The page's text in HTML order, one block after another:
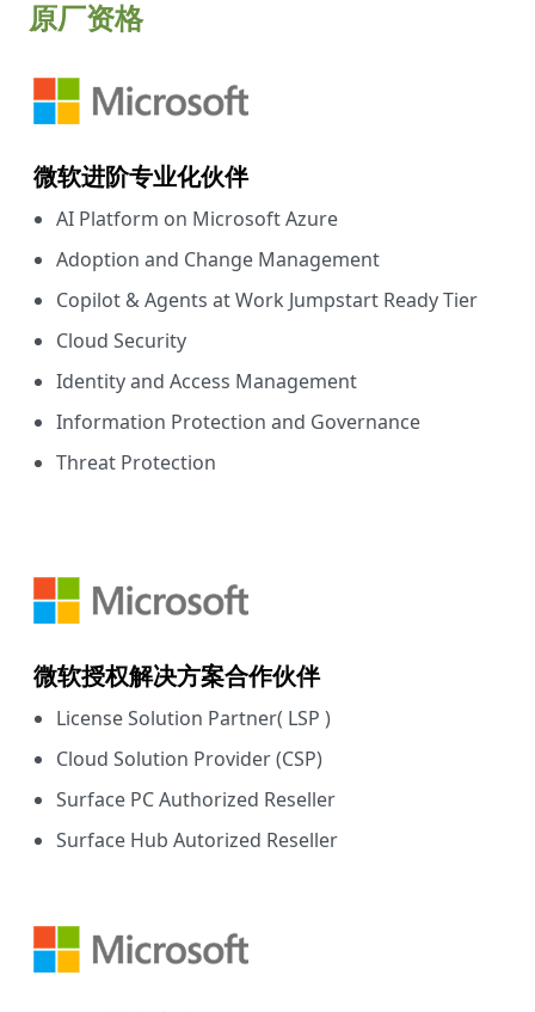
原厂资格
微软进阶专业化伙伴
AI Platform on Microsoft Azure
Adoption and Change Management
Copilot & Agents at Work Jumpstart Ready Tier
Cloud Security
Identity and Access Management
Information Protection and Governance
Threat Protection
微软授权解决方案合作伙伴
License Solution Partner( LSP )
Cloud Solution Provider (CSP)
Surface PC Authorized Reseller
Surface Hub Autorized Reseller